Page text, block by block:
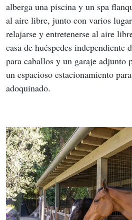
alberga una piscina y un spa
al aire libre, junto con varios
relajarse y entretenerse al aire
casa de huéspedes independiente
para caballos y un garaje adjunto
un espacioso estacionamiento
adoquinado.